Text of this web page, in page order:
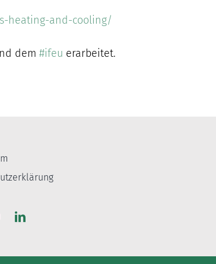
heating-and-cooling/
dem#ifeu erarbeitet.